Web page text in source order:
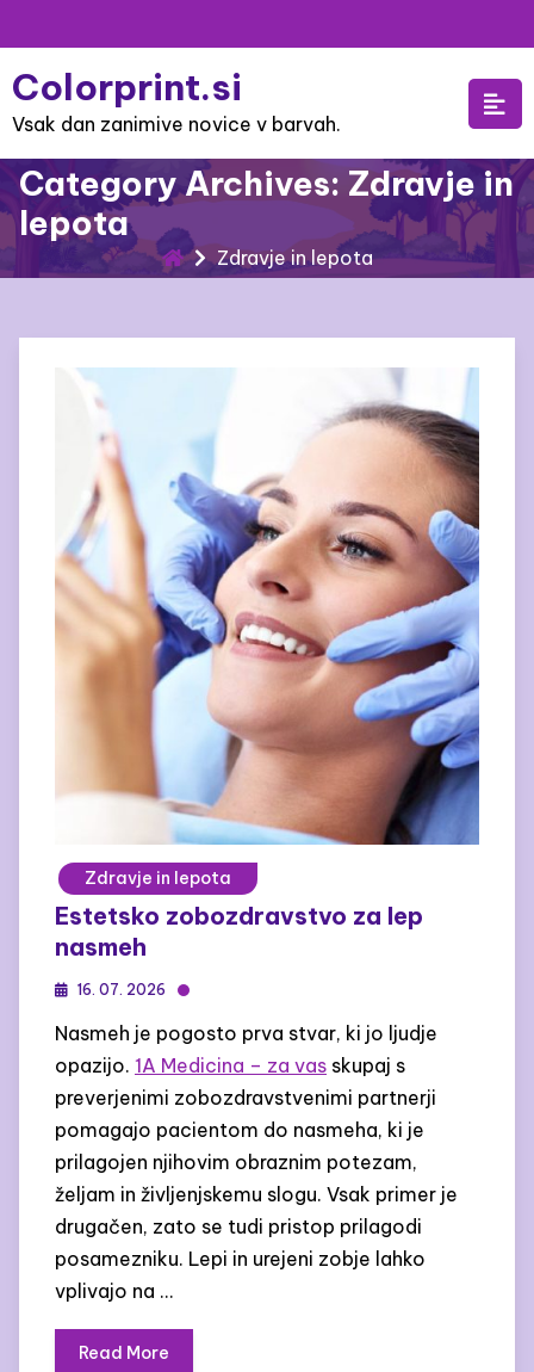
to
content
Colorprint.si
Vsak dan zanimive novice v barvah.
Category Archives: Zdravje in
lepota
Zdravje in lepota
Zdravje in lepota
Estetsko zobozdravstvo za lep
nasmeh
16. 07. 2026
Nasmeh je pogosto prva stvar, ki jo ljudje
opazijo. 1A Medicina – za vas skupaj s
preverjenimi zobozdravstvenimi partnerji
pomagajo pacientom do nasmeha, ki je
prilagojen njihovim obraznim potezam,
željam in življenjskemu slogu. Vsak primer je
drugačen, zato se tudi pristop prilagodi
posamezniku. Lepi in urejeni zobje lahko
vplivajo na …
Read More